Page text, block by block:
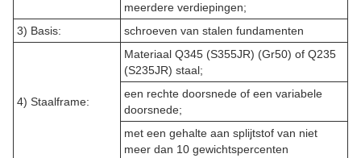
meerdere verdiepingen;
3) Basis:
schroeven van stalen fundamenten
4) Staalframe:
Materiaal Q345 (S355JR) (Gr50) of Q235
(S235JR) staal;
een rechte doorsnede of een variabele
doorsnede;
met een gehalte aan splijtstof van niet
meer dan 10 gewichtspercenten